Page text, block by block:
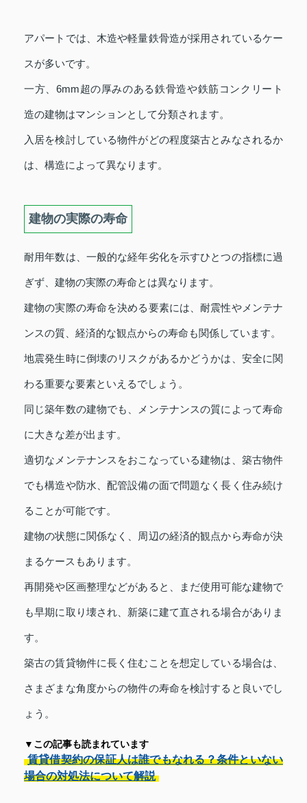
アパートでは、木造や軽量鉄骨造が採用されているケー
スが多いです。
一方、6mm超の厚みのある鉄骨造や鉄筋コンクリート
造の建物はマンションとして分類されます。
入居を検討している物件がどの程度築古とみなされるか
は、構造によって異なります。
建物の実際の寿命
耐用年数は、一般的な経年劣化を示すひとつの指標に過
ぎず、建物の実際の寿命とは異なります。
建物の実際の寿命を決める要素には、耐震性やメンテナ
ンスの質、経済的な観点からの寿命も関係しています。
地震発生時に倒壊のリスクがあるかどうかは、安全に関
わる重要な要素といえるでしょう。
同じ築年数の建物でも、メンテナンスの質によって寿命
に大きな差が出ます。
適切なメンテナンスをおこなっている建物は、築古物件
でも構造や防水、配管設備の面で問題なく長く住み続け
ることが可能です。
建物の状態に関係なく、周辺の経済的観点から寿命が決
まるケースもあります。
再開発や区画整理などがあると、まだ使用可能な建物で
も早期に取り壊され、新築に建て直される場合がありま
す。
築古の賃貸物件に長く住むことを想定している場合は、
さまざまな角度からの物件の寿命を検討すると良いでし
ょう。
▼この記事も読まれています
賃貸借契約の保証人は誰でもなれる？条件といない
場合の対処法について解説